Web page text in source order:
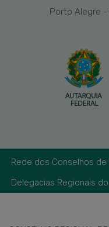
Porto Alegre -
Rede dos Conselhos de
Delegacias Regionais do